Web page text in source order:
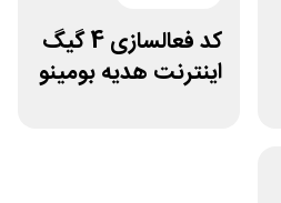
کد فعالسازی 4 گیگ
اینترنت هدیه بومینو